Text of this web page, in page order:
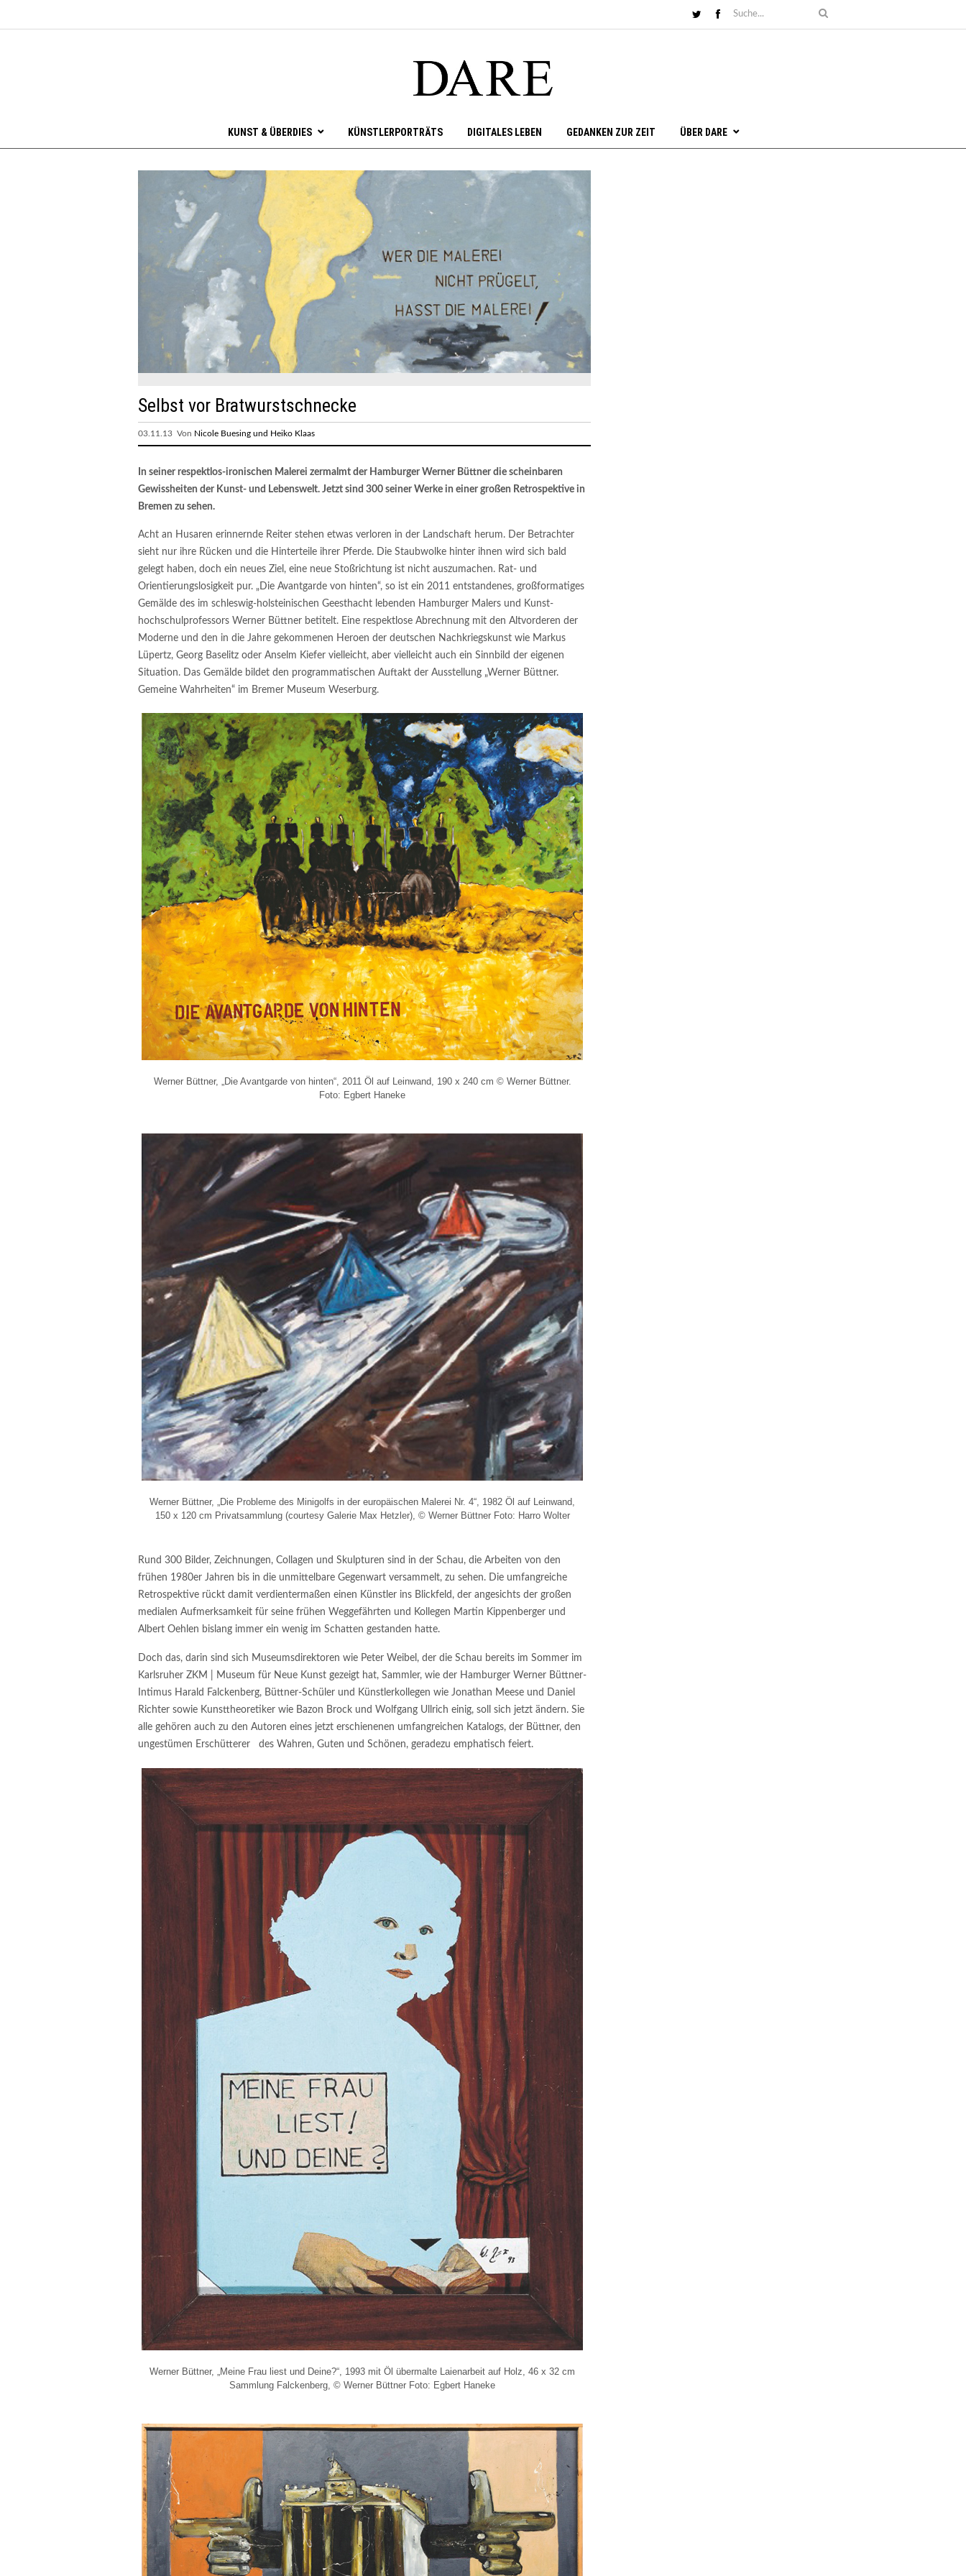
KUNST & ÜBERDIES KÜNSTLERPORTRÄTS DIGITALES LEBEN GEDANKEN ZUR ZEIT ÜBER DARE
Selbst vor Bratwurstschnecke
03.11.13 Von Nicole Buesing und Heiko Klaas
In seiner respektlos-ironischen Malerei zermalmt der Hamburger Werner Büttner die scheinbaren
Gewissheiten der Kunst- und Lebenswelt. Jetzt sind 300 seiner Werke in einer großen Retrospektive in
Bremen zu sehen.
Acht an Husaren erinnernde Reiter stehen etwas verloren in der Landschaft herum. Der Betrachter
sieht nur ihre Rücken und die Hinterteile ihrer Pferde. Die Staubwolke hinter ihnen wird sich bald
gelegt haben, doch ein neues Ziel, eine neue Stoßrichtung ist nicht auszumachen. Rat- und
Orientierungslosigkeit pur. „Die Avantgarde von hinten“, so ist ein 2011 entstandenes, großformatiges
Gemälde des im schleswig-holsteinischen Geesthacht lebenden Hamburger Malers und Kunst-
hochschulprofessors Werner Büttner betitelt. Eine respektlose Abrechnung mit den Altvorderen der
Moderne und den in die Jahre gekommenen Heroen der deutschen Nachkriegskunst wie Markus
Lüpertz, Georg Baselitz oder Anselm Kiefer vielleicht, aber vielleicht auch ein Sinnbild der eigenen
Situation. Das Gemälde bildet den programmatischen Auftakt der Ausstellung „Werner Büttner.
Gemeine Wahrheiten“ im Bremer Museum Weserburg.
Werner Büttner, „Die Avantgarde von hinten“, 2011 Öl auf Leinwand, 190 x 240 cm © Werner Büttner.
Foto: Egbert Haneke
Werner Büttner, „Die Probleme des Minigolfs in der europäischen Malerei Nr. 4“, 1982 Öl auf Leinwand,
150 x 120 cm Privatsammlung (courtesy Galerie Max Hetzler), © Werner Büttner Foto: Harro Wolter
Rund 300 Bilder, Zeichnungen, Collagen und Skulpturen sind in der Schau, die Arbeiten von den
frühen 1980er Jahren bis in die unmittelbare Gegenwart versammelt, zu sehen. Die umfangreiche
Retrospektive rückt damit verdientermaßen einen Künstler ins Blickfeld, der angesichts der großen
medialen Aufmerksamkeit für seine frühen Weggefährten und Kollegen Martin Kippenberger und
Albert Oehlen bislang immer ein wenig im Schatten gestanden hatte.
Doch das, darin sind sich Museumsdirektoren wie Peter Weibel, der die Schau bereits im Sommer im
Karlsruher ZKM | Museum für Neue Kunst gezeigt hat, Sammler, wie der Hamburger Werner Büttner-
Intimus Harald Falckenberg, Büttner-Schüler und Künstlerkollegen wie Jonathan Meese und Daniel
Richter sowie Kunsttheoretiker wie Bazon Brock und Wolfgang Ullrich einig, soll sich jetzt ändern. Sie
alle gehören auch zu den Autoren eines jetzt erschienenen umfangreichen Katalogs, der Büttner, den
ungestümen Erschütterer des Wahren, Guten und Schönen, geradezu emphatisch feiert.
Werner Büttner, „Meine Frau liest und Deine?“, 1993 mit Öl übermalte Laienarbeit auf Holz, 46 x 32 cm
Sammlung Falckenberg, © Werner Büttner Foto: Egbert Haneke